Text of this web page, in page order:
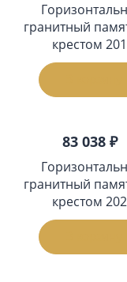
гранитный
крестом
83 038 ₽
гранитный
крестом